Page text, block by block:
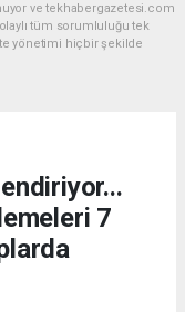
ve tekhabergazetesi.com
tüm sorumluluğu tek
yönetimi hiçbir şekilde
7